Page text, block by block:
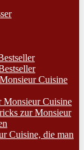
Cuisine
Monsieur Cuisine
zur Monsieur
Cuisine, die man